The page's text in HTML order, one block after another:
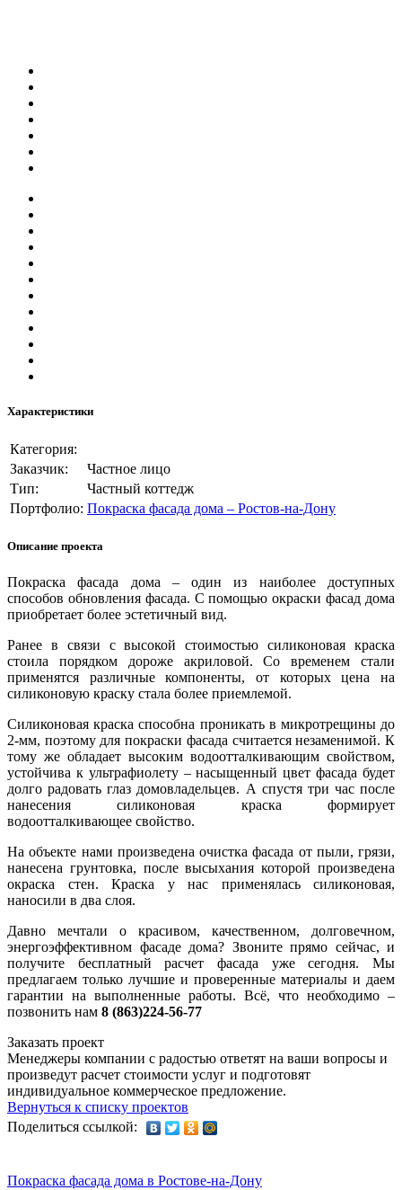
Характеристики
Категория:
Заказчик:
Частное лицо
Тип:
Частный коттедж
Портфолио: Покраска фасада дома – Ростов-на-Дону
Описание проекта
Покраска фасада дома – один из наиболее доступных
способов обновления фасада. С помощью окраски фасад дома
приобретает более эстетичный вид.
Ранее в связи с высокой стоимостью силиконовая краска
стоила порядком дороже акриловой. Со временем стали
применятся различные компоненты, от которых цена на
силиконовую краску стала более приемлемой.
Силиконовая краска способна проникать в микротрещины до
2-мм, поэтому для покраски фасада считается незаменимой. К
тому же обладает высоким водоотталкивающим свойством,
устойчива к ультрафиолету – насыщенный цвет фасада будет
долго радовать глаз домовладельцев. А спустя три час после
нанесения силиконовая краска формирует
водоотталкивающее свойство.
На объекте нами произведена очистка фасада от пыли, грязи,
нанесена грунтовка, после высыхания которой произведена
окраска стен. Краска у нас применялась силиконовая,
наносили в два слоя.
Давно мечтали о красивом, качественном, долговечном,
энергоэффективном фасаде дома? Звоните прямо сейчас, и
получите бесплатный расчет фасада уже сегодня. Мы
предлагаем только лучшие и проверенные материалы и даем
гарантии на выполненные работы. Всё, что необходимо –
позвонить нам 8 (863)224-56-77
Заказать проект
Менеджеры компании с радостью ответят на ваши вопросы и
произведут расчет стоимости услуг и подготовят
индивидуальное коммерческое предложение.
Вернуться к списку проектов
Поделиться ссылкой:
Покраска фасада дома в Ростове-на-Дону